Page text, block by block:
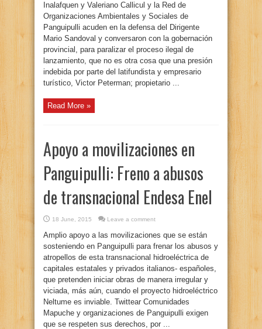
Inalafquen y Valeriano Callicul y la Red de
Organizaciones Ambientales y Sociales de
Panguipulli acuden en la defensa del Dirigente
Mario Sandoval y conversaron con la gobernación
provincial, para paralizar el proceso ilegal de
lanzamiento, que no es otra cosa que una presión
indebida por parte del latifundista y empresario
turístico, Victor Peterman; propietario ...
Read More »
Apoyo a movilizaciones en
Panguipulli: Freno a abusos
de transnacional Endesa Enel
18 June, 2015 Leave a comment
Amplio apoyo a las movilizaciones que se están
sosteniendo en Panguipulli para frenar los abusos y
atropellos de esta transnacional hidroeléctrica de
capitales estatales y privados italianos- españoles,
que pretenden iniciar obras de manera irregular y
viciada, más aún, cuando el proyecto hidroeléctrico
Neltume es inviable. Twittear Comunidades
Mapuche y organizaciones de Panguipulli exigen
que se respeten sus derechos, por ...